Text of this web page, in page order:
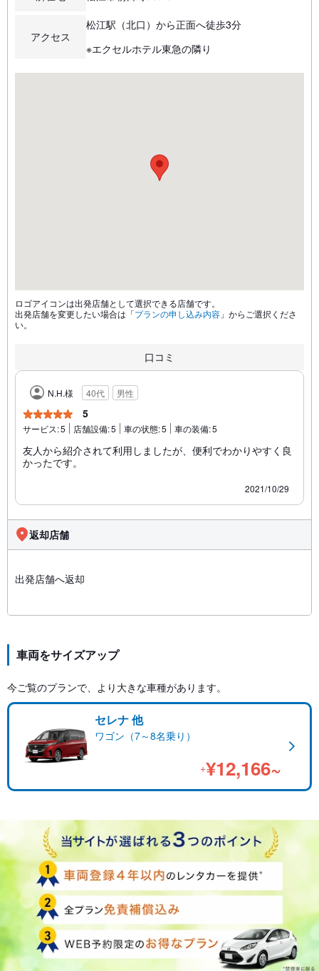
アクセス
松江駅（北口）から正面へ徒歩3分
※エクセルホテル東急の隣り
ロゴアイコンは出発店舗として選択できる店舗です。
出発店舗を変更したい場合は「プランの申し込み内容 」からご選択くださ
い。
口コミ
N.H.様 40代 男性
5
サービス:5 店舗設備:5 車の状態:5 車の装備:5
友人から紹介されて利用しましたが、便利でわかりやすく良
かったです。
2021/10/29
返却店舗
出発店舗へ返却
車両をサイズアップ
今ご覧のプランで、より大きな車種があります。
セレナ 他
ワゴン（7～8名乗り）
+¥12,166~